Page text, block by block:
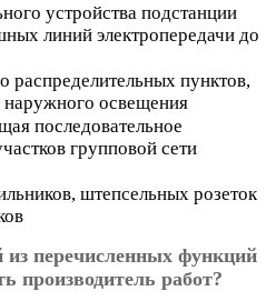
устройства подстанции
линий электропередачи до
пунктов,
наружного освещения
последовательное
групповой сети
штепсельных розеток
из перечисленных функций
производитель работ?